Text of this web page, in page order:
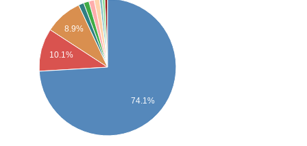
8.9%
10.1%
74.1%